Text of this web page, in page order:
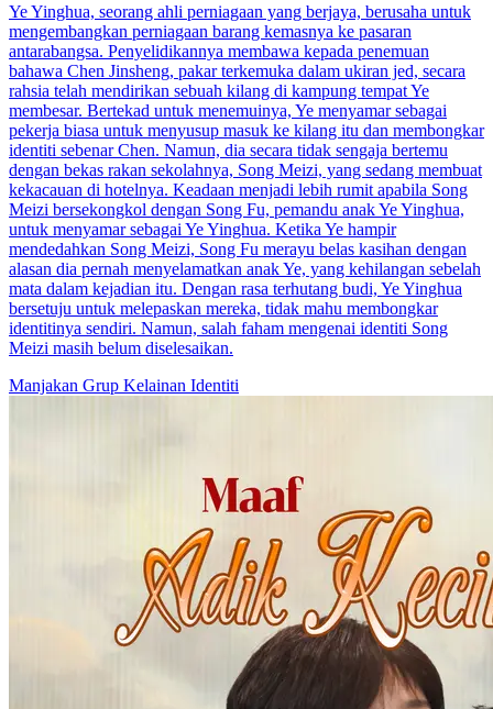
Ye Yinghua, seorang ahli perniagaan yang berjaya, berusaha untuk
mengembangkan perniagaan barang kemasnya ke pasaran
antarabangsa. Penyelidikannya membawa kepada penemuan
bahawa Chen Jinsheng, pakar terkemuka dalam ukiran jed, secara
rahsia telah mendirikan sebuah kilang di kampung tempat Ye
membesar. Bertekad untuk menemuinya, Ye menyamar sebagai
pekerja biasa untuk menyusup masuk ke kilang itu dan membongkar
identiti sebenar Chen. Namun, dia secara tidak sengaja bertemu
dengan bekas rakan sekolahnya, Song Meizi, yang sedang membuat
kekacauan di hotelnya. Keadaan menjadi lebih rumit apabila Song
Meizi bersekongkol dengan Song Fu, pemandu anak Ye Yinghua,
untuk menyamar sebagai Ye Yinghua. Ketika Ye hampir
mendedahkan Song Meizi, Song Fu merayu belas kasihan dengan
alasan dia pernah menyelamatkan anak Ye, yang kehilangan sebelah
mata dalam kejadian itu. Dengan rasa terhutang budi, Ye Yinghua
bersetuju untuk melepaskan mereka, tidak mahu membongkar
identitinya sendiri. Namun, salah faham mengenai identiti Song
Meizi masih belum diselesaikan.
Manjakan Grup Kelainan Identiti